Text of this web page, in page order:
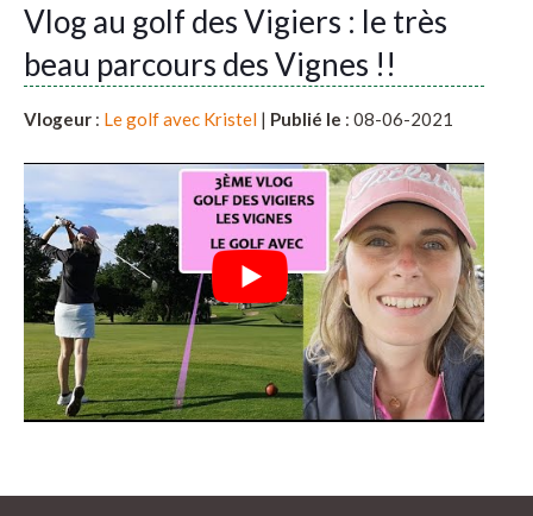
Vlog au golf des Vigiers : le très
beau parcours des Vignes !!
Vlogeur : Le golf avec Kristel | Publié le : 08-06-2021